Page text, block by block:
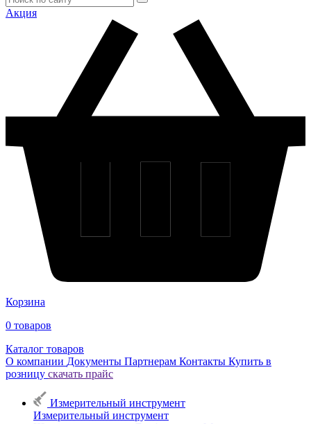
Акция
Корзина
0 товаров
Каталог товаров
О компании Документы Партнерам Контакты Купить в
розницу скачать прайс
Измерительный инструмент
Измерительный инструмент